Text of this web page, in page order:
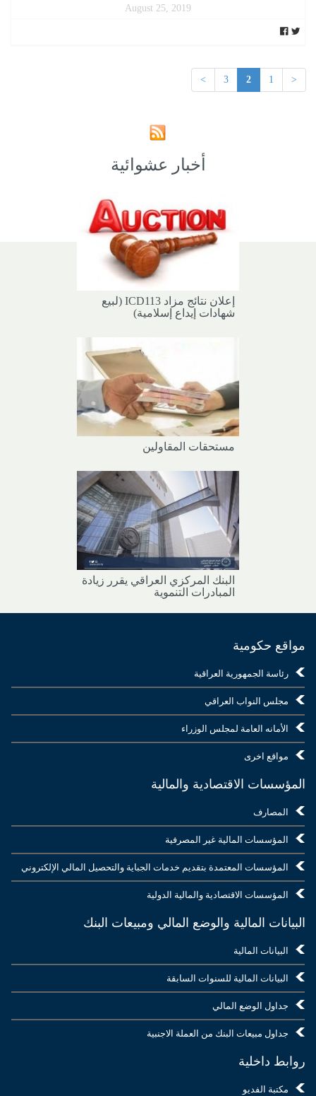
August 25, 2019
<
1
2
3
>
أخبار عشوائية
إعلان نتائج مزاد ICD113 (لبيع
شهادات إيداع إسلامية)
مستحقات المقاولين
البنك المركزي العراقي يقرر زيادة
المبادرات التنموية
مواقع حكومية
رئاسة الجمهورية العراقية
مجلس النواب العراقي
الأمانه العامة لمجلس الوزراء
مواقع اخرى
المؤسسات الاقتصادية والمالية
المصارف
المؤسسات المالية غير المصرفية
المؤسسات المعتمدة بتقديم خدمات الجباية والتحصيل المالي الإلكتروني
المؤسسات الاقتصادية والمالية الدولية
البيانات المالية والوضع المالي ومبيعات البنك
البيانات المالية
البيانات المالية للسنوات السابقة
جداول الوضع المالي
جداول مبيعات البنك من العملة الاجنبية
روابط داخلية
مكتبة الفديو